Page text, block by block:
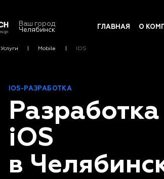
Ваш город:
Челябинск
ГЛАВНАЯ О
Услуги Mobile IOS
IOS-РАЗРАБОТКА
iOS
в